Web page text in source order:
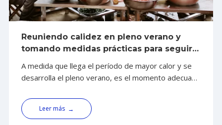
Reuniendo calidez en pleno verano y
tomando medidas prácticas para seguir
equipos del Festival del Cordero de
Shandong Alva Machinery Group
A medida que llega el período de mayor calor y se
desarrolla el pleno verano, es el momento adecuado
popular tradicional, enriquecer la connotación del
desarrollo humanístico corporativo, aliviar la presión
Leer más →